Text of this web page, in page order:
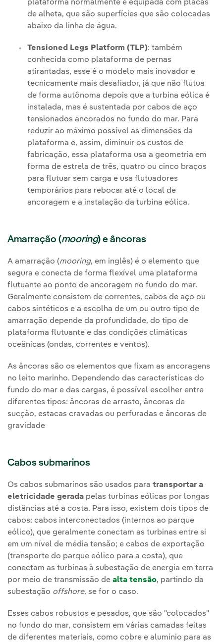
plataforma normalmente é equipada com placas
de alheta, que são superfícies que são colocadas
abaixo da linha de água.
Tensioned Legs Platform (TLP): também
conhecida como plataforma de pernas
atirantadas, esse é o modelo mais inovador e
tecnicamente mais desafiador, já que não flutua
de forma autônoma depois que a turbina eólica é
instalada, mas é sustentada por cabos de aço
tensionados ancorados no fundo do mar. Para
reduzir ao máximo possível as dimensões da
plataforma e, assim, diminuir os custos de
fabricação, essa plataforma usa a geometria em
forma de estrela de três, quatro ou cinco braços
para flutuar sem carga e usa flutuadores
temporários para rebocar até o local de
ancoragem e a instalação da turbina eólica.
Amarração (mooring) e âncoras
A amarração (mooring, em inglês) é o elemento que
segura e conecta de forma flexível uma plataforma
flutuante ao ponto de ancoragem no fundo do mar.
Geralmente consistem de correntes, cabos de aço ou
cabos sintéticos e a escolha de um ou outro tipo de
amarração depende da profundidade, do tipo de
plataforma flutuante e das condições climáticas
oceânicas (ondas, correntes e ventos).
As âncoras são os elementos que fixam as ancoragens
no leito marinho. Dependendo das características do
fundo do mar e das cargas, é possível escolher entre
diferentes tipos: âncoras de arrasto, âncoras de
sucção, estacas cravadas ou perfuradas e âncoras de
gravidade
Cabos submarinos
Os cabos submarinos são usados para transportar a
eletricidade gerada pelas turbinas eólicas por longas
distâncias até a costa. Para isso, existem dois tipos de
cabos: cabos interconectados (internos ao parque
eólico), que geralmente conectam as turbinas entre si
em um nível de média tensão; e cabos de exportação
(transporte do parque eólico para a costa), que
conectam as turbinas à subestação de energia em terra
por meio de transmissão de alta tensão, partindo da
subestação offshore, se for o caso.
Esses cabos robustos e pesados, que são "colocados"
no fundo do mar, consistem em várias camadas feitas
de diferentes materiais, como cobre e alumínio para as